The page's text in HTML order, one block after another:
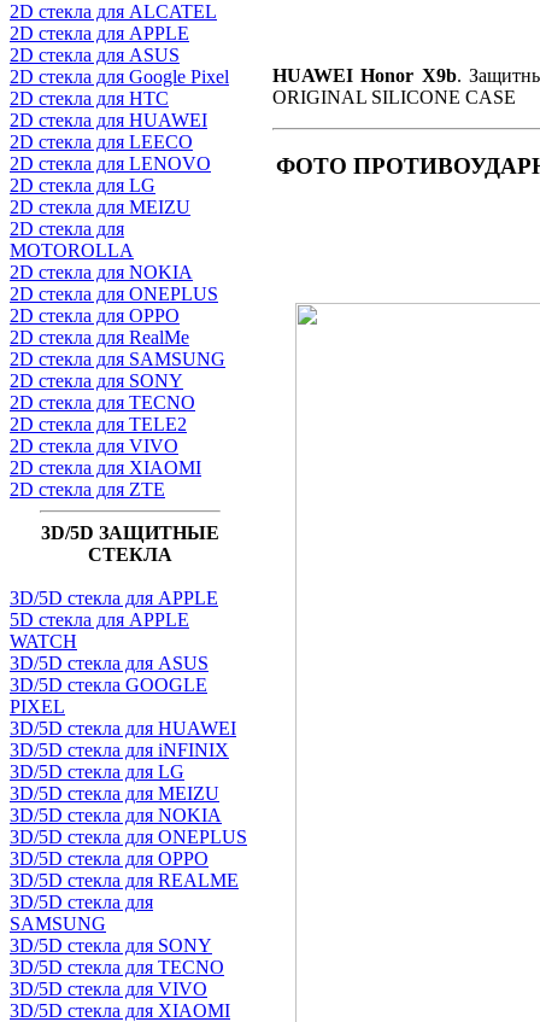
2D стекла для ALCATEL
2D стекла для APPLE
2D стекла для ASUS
2D стекла для Google Pixel
2D стекла для HTC
2D стекла для HUAWEI
2D стекла для LEECO
2D стекла для LENOVO
2D стекла для LG
2D стекла для MEIZU
2D стекла для
MOTOROLLA
2D стекла для NOKIA
2D стекла для ONEPLUS
2D стекла для OPPO
2D стекла для RealMe
2D стекла для SAMSUNG
2D стекла для SONY
2D стекла для TECNO
2D стекла для TELE2
2D стекла для VIVO
2D стекла для XIAOMI
2D стекла для ZTE
3D/5D ЗАЩИТНЫЕ
СТЕКЛА
3D/5D стекла для APPLE
5D стекла для APPLE
WATCH
3D/5D стекла для ASUS
3D/5D стекла GOOGLE
PIXEL
3D/5D стекла для HUAWEI
3D/5D стекла для iNFINIX
3D/5D стекла для LG
3D/5D стекла для MEIZU
3D/5D стекла для NOKIA
3D/5D стекла для ONEPLUS
3D/5D стекла для OPPO
3D/5D стекла для REALME
3D/5D стекла для
SAMSUNG
3D/5D стекла для SONY
3D/5D стекла для TECNO
3D/5D стекла для VIVO
3D/5D стекла для XIAOMI
HUAWEI Honor X9b.
ORIGINAL SILICONE CASE
ФОТО